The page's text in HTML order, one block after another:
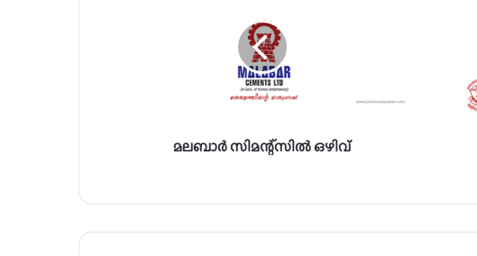
മലബാർ സിമന്റ്സിൽ ഒഴിവ്
ഴ്സി
ക്ട്